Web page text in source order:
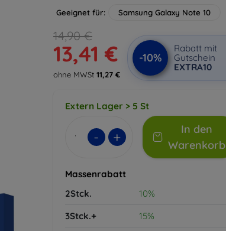
Geeignet für: Samsung Galaxy Note 10
14,90 €
13,41 €
ohne MWSt 11,27 €
-10%
Rabatt mit
Gutschein
EXTRA10
Extern Lager > 5 St
- +
In den
Warenkorb
Massenrabatt
2Stck.
10%
3Stck.+
15%